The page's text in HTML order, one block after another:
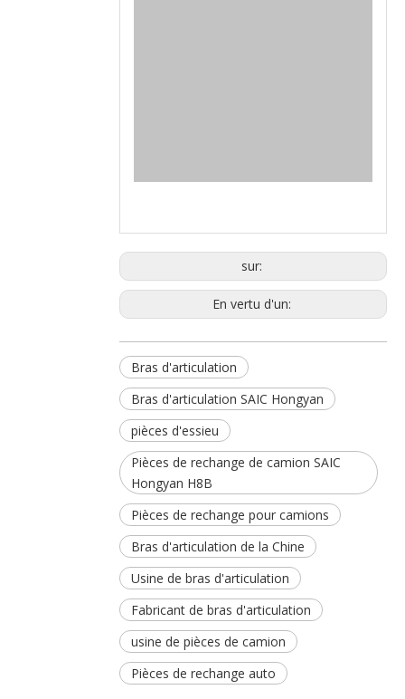
sur:
En vertu d'un:
Bras d'articulation
Bras d'articulation SAIC Hongyan
pièces d'essieu
Pièces de rechange de camion SAIC
Hongyan H8B
Pièces de rechange pour camions
Bras d'articulation de la Chine
Usine de bras d'articulation
Fabricant de bras d'articulation
usine de pièces de camion
Pièces de rechange auto